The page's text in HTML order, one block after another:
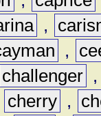
,
,
challenger
cherry ,